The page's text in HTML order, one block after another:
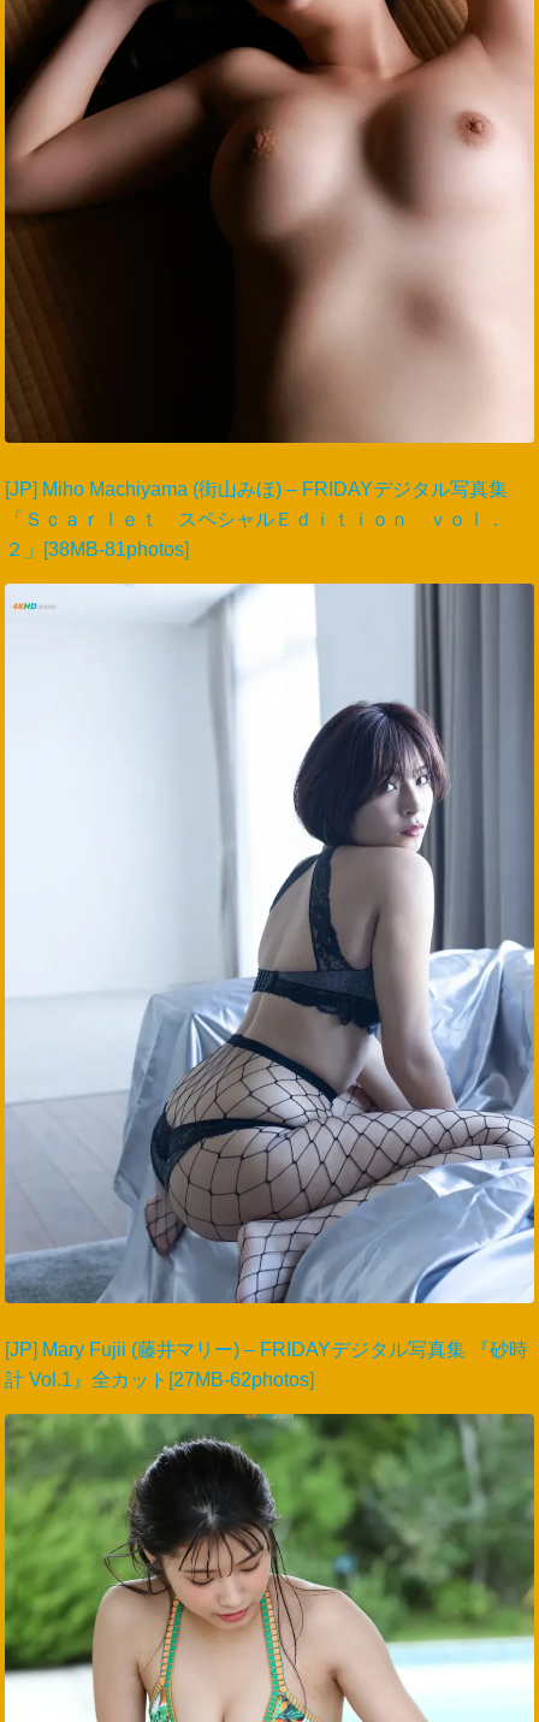
[JP] Miho Machiyama (街山みほ) – FRIDAYデジタル写真集
「Ｓｃａｒｌｅｔ スペシャルＥｄｉｔｉｏｎ ｖｏｌ．
２」[38MB-81photos]
[JP] Mary Fujii (藤井マリー) – FRIDAYデジタル写真集 『砂時
計 Vol.1』全カット[27MB-62photos]